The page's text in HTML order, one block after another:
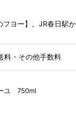
ヨー】。JR春日駅
料・その他手数料
ユ 750ml